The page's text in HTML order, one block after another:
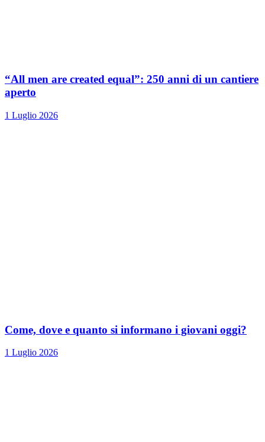
“All men are created equal”: 250 anni di un cantiere
aperto
1 Luglio 2026
Come, dove e quanto si informano i giovani oggi?
1 Luglio 2026